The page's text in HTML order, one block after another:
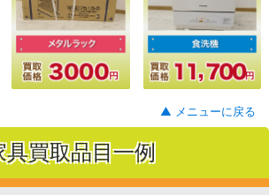
▲ メニューに戻る
具買取品目一例